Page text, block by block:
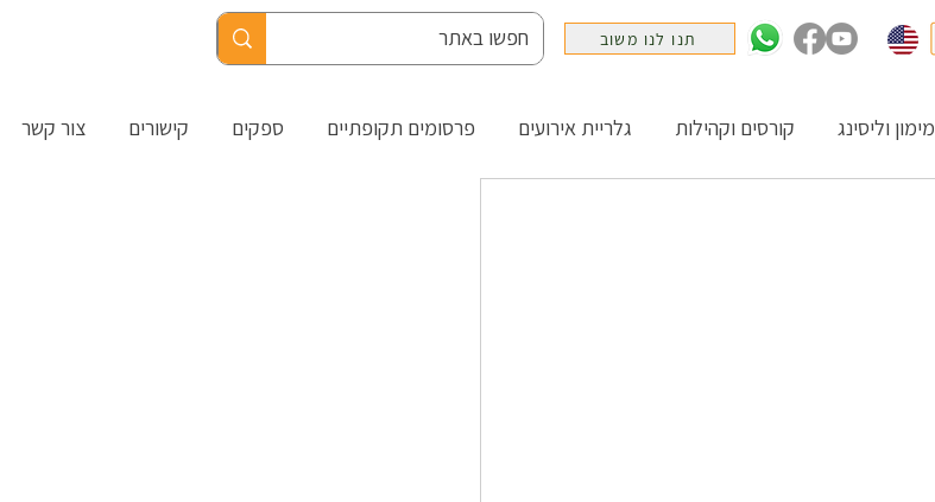
תנו לנו משוב
מימון וליסינג קורסים וקהילות גלריית אירועים פרסומים תקופתיים ספקים קישורים צור קשר